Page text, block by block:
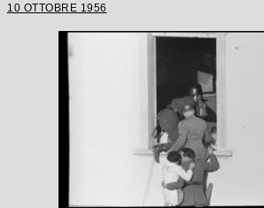
10 OTTOBRE 1956